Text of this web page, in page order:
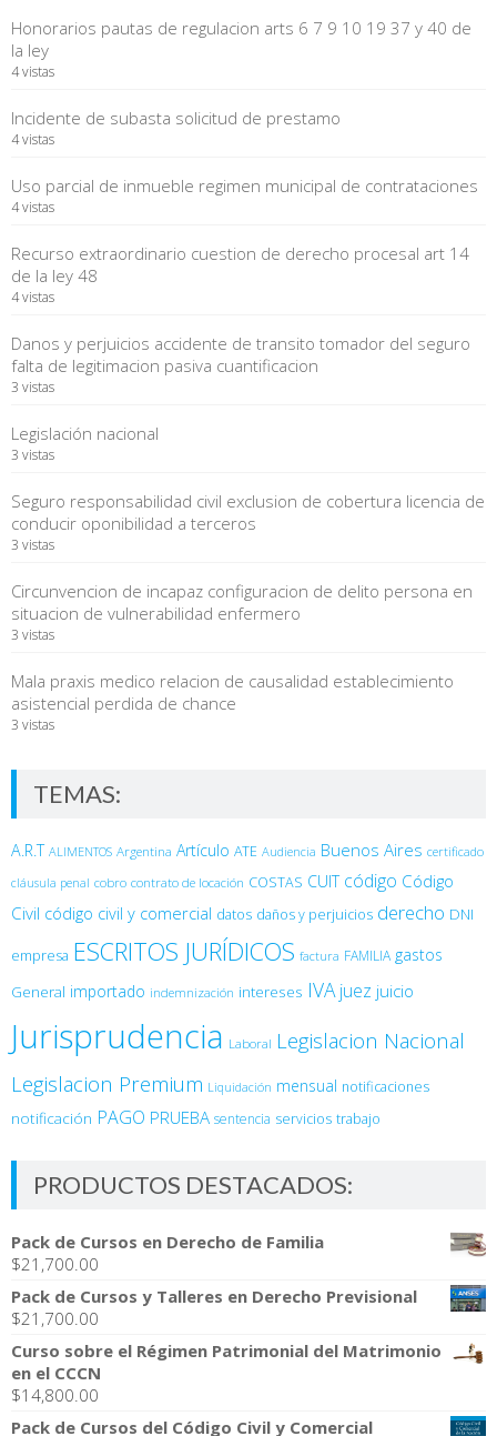
Honorarios pautas de regulacion arts 6 7 9 10 19 37 y 40 de
la ley
4 vistas
Incidente de subasta solicitud de prestamo
4 vistas
Uso parcial de inmueble regimen municipal de contrataciones
4 vistas
Recurso extraordinario cuestion de derecho procesal art 14
de la ley 48
4 vistas
Danos y perjuicios accidente de transito tomador del seguro
falta de legitimacion pasiva cuantificacion
3 vistas
Legislación nacional
3 vistas
Seguro responsabilidad civil exclusion de cobertura licencia de
conducir oponibilidad a terceros
3 vistas
Circunvencion de incapaz configuracion de delito persona en
situacion de vulnerabilidad enfermero
3 vistas
Mala praxis medico relacion de causalidad establecimiento
asistencial perdida de chance
3 vistas
TEMAS:
A.R.T ALIMENTOS Argentina Artículo ATE Audiencia Buenos Aires certificado
cláusula penal cobro contrato de locación COSTAS CUIT código Código
Civil código civil y comercial datos daños y perjuicios derecho DNI
empresa ESCRITOS JURÍDICOS factura FAMILIA gastos
General importado indemnización intereses IVA juez juicio
Jurisprudencia Laboral Legislacion Nacional
Legislacion Premium Liquidación mensual notificaciones
notificación PAGO PRUEBA sentencia servicios trabajo
PRODUCTOS DESTACADOS:
Pack de Cursos en Derecho de Familia
$21,700.00
Pack de Cursos y Talleres en Derecho Previsional
$21,700.00
Curso sobre el Régimen Patrimonial del Matrimonio
en el CCCN
$14,800.00
Pack de Cursos del Código Civil y Comercial